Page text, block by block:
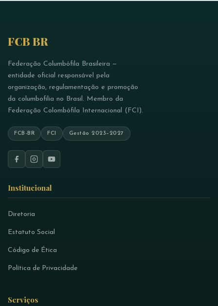
FCB BR
Federação Columbófila Brasileira —
entidade oficial responsável pela
organização, regulamentação e promoção
da columbofilia no Brasil. Membro da
Federação Colombófila Internacional (FCI).
FCB-BR FCI Gestão 2023–2027
Institucional
Diretoria
Estatuto Social
Código de Ética
Política de Privacidade
Serviços